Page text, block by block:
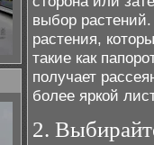
выбор
растения,
такие как
получает
более яркой
2.